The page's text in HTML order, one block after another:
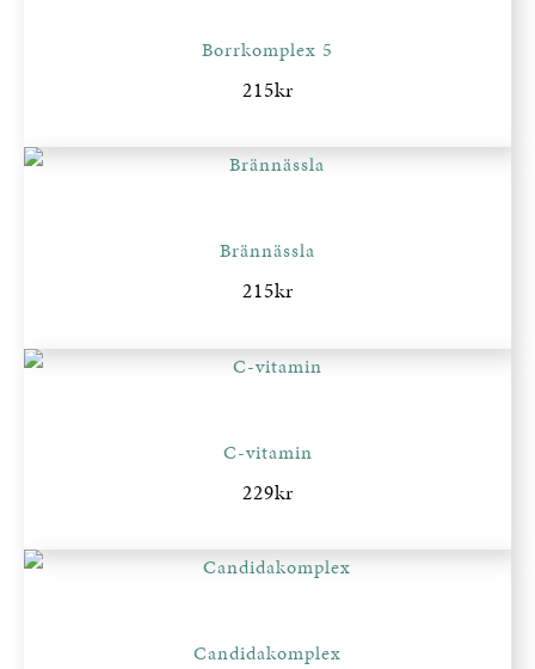
Borrkomplex 5
215kr
Brännässla
215kr
C-vitamin
229kr
Candidakomplex